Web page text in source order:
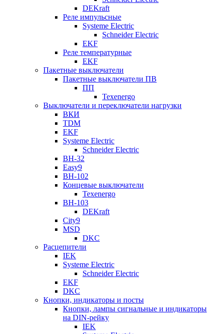
DEKraft
Реле импульсные
Systeme Electric
Schneider Electric
EKF
Реле температурные
EKF
Пакетные выключатели
Пакетные выключатели ПВ
ПП
Texenergo
Выключатели и переключатели нагрузки
ВКИ
TDM
EKF
Systeme Electric
Schneider Electric
ВН-32
Easy9
ВН-102
Концевые выключатели
Texenergo
ВН-103
DEKraft
City9
MSD
DKC
Расцепители
IEK
Systeme Electric
Schneider Electric
EKF
DKC
Кнопки, индикаторы и посты
Кнопки, лампы сигнальные и индикаторы
на DIN-рейку
IEK